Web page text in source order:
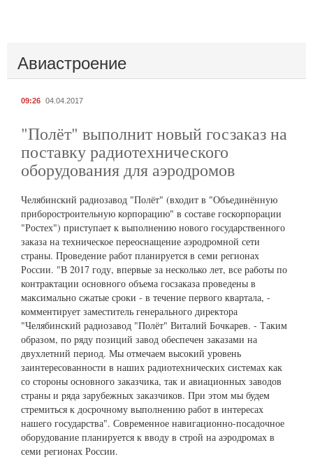
Авиастроение
09:26 04.04.2017
"Полёт" выполнит новый госзаказ на
поставку радиотехнического
оборудования для аэродромов
Челябинский радиозавод "Полёт" (входит в "Объединённую
приборостроительную корпорацию" в составе госкорпорации
"Ростех") приступает к выполнению нового государственного
заказа на техническое переоснащение аэродромной сети
страны. Проведение работ планируется в семи регионах
России. "В 2017 году, впервые за несколько лет, все работы по
контрактации основного объема госзаказа проведены в
максимально сжатые сроки - в течение первого квартала, -
комментирует заместитель генерального директора
"Челябинский радиозавод "Полёт" Виталий Бочкарев. - Таким
образом, по ряду позиций завод обеспечен заказами на
двухлетний период. Мы отмечаем высокий уровень
заинтересованности в наших радиотехнических системах как
со стороны основного заказчика, так и авиационных заводов
страны и ряда зарубежных заказчиков. При этом мы будем
стремиться к досрочному выполнению работ в интересах
нашего государства". Современное навигационно-посадочное
оборудование планируется к вводу в строй на аэродромах в
семи регионах России.